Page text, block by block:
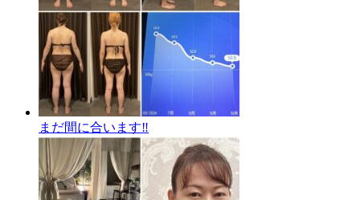
まだ間に合います‼️